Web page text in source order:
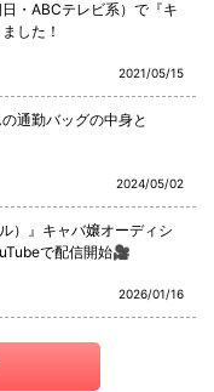
・ABCテレビ系）で『キ
した！
2021/05/15
通勤バッグの中身と
2024/05/02
）』キャバ嬢オーディシ
で配信開始🎥
2026/01/16